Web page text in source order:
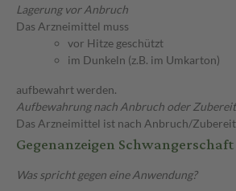
Lagerung vor Anbruch
Das Arzneimittel muss
vor Hitze geschützt
im Dunkeln (z.B. im Umkarton)
aufbewahrt werden.
Aufbewahrung nach Anbruch oder
Das Arzneimittel ist nach Anbruch/
Gegenanzeigen Schwangerschaft
Was spricht gegen eine Anwendung?